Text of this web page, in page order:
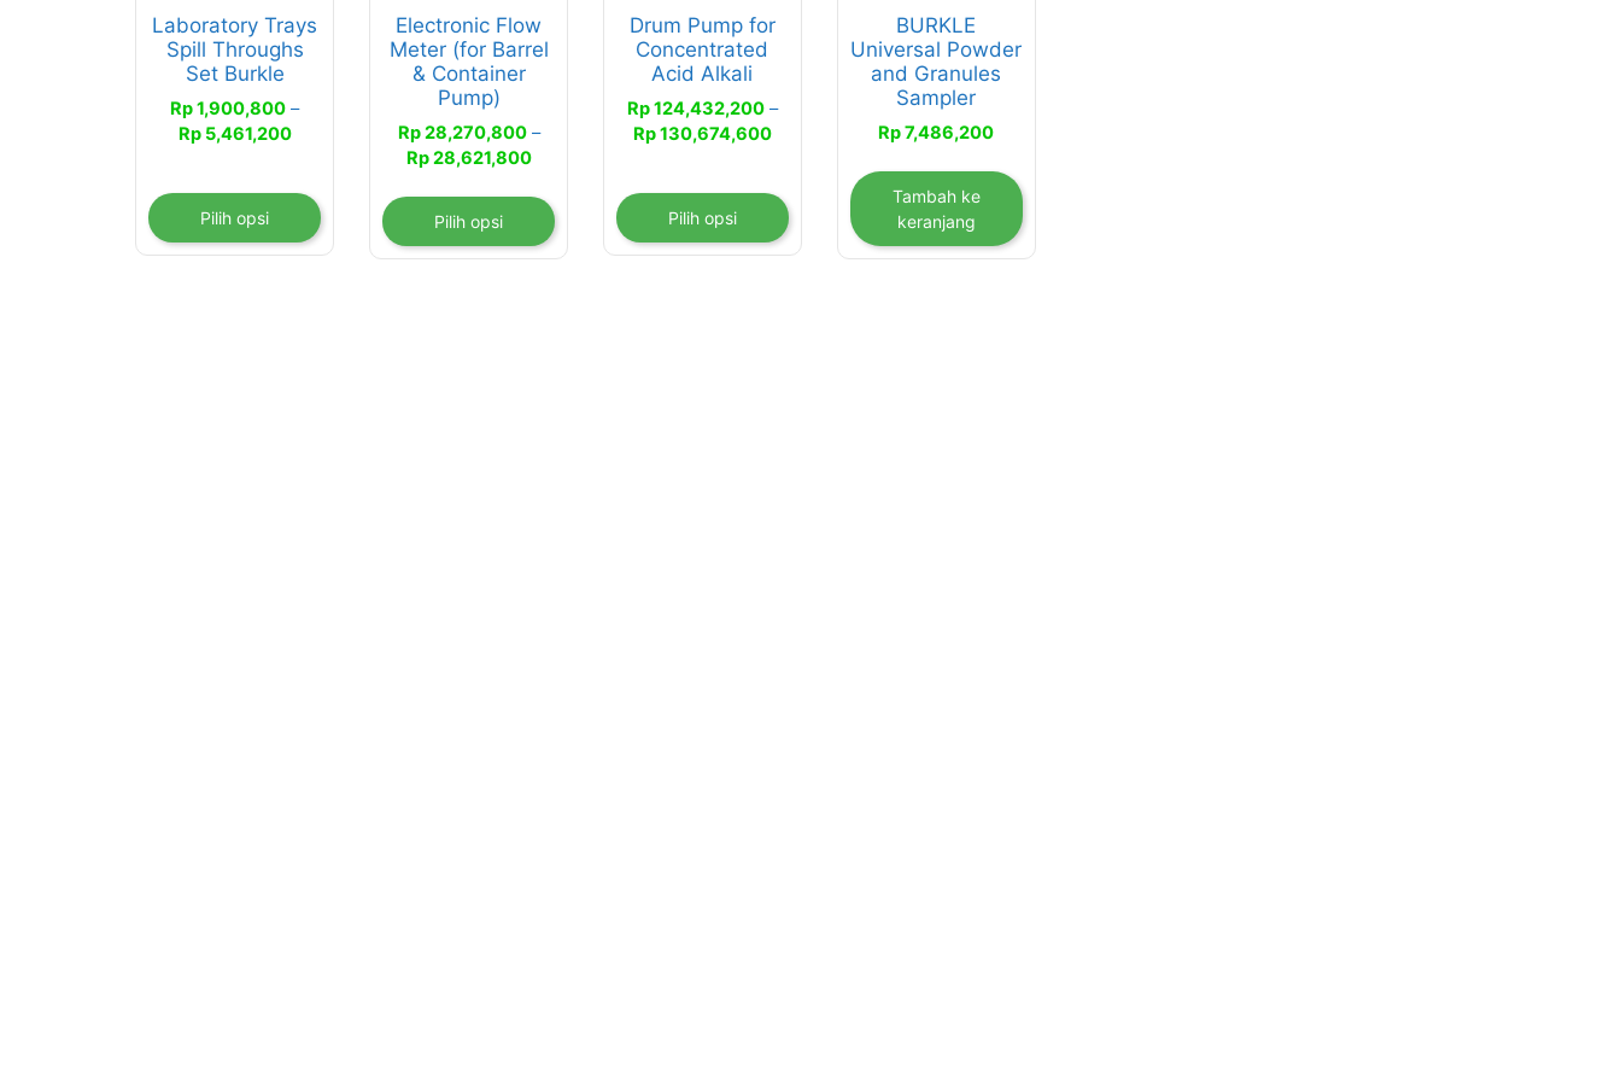
Laboratory Trays
Spill Throughs
Set Burkle
Rp1,900,800 –
Rp5,461,200Rentang
hingga
Rp 5,461,200
Pilih opsi
dapat
diambil
halaman
Electronic Flow
Meter (for Barrel
& Container
Pump)
Rp28,270,800 –
Rp28,621,800Rentang
Rp 28,270,800
hingga
Rp 28,621,800
Pilih opsi
dapat
diambil
halaman
produk
Drum Pump for
Concentrated
Acid Alkali
Rp124,432,200 –
Rp130,674,600Rentang
Rp 124,432,200
hingga
Rp 130,674,600
Pilih opsi
dapat
diambil
halaman
BURKLE
Universal Powder
and Granules
Sampler
Rp7,486,200
Tambah ke
keranjang